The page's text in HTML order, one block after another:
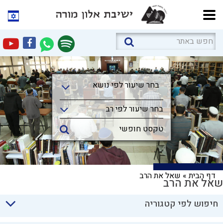
בחר שיעור לפי נושא
בחר שיעור לפי נושא
בחר שיעור לפי רב
דף הבית» שאל את הרבשאל את הרב
חיפוש לפי קטגוריה